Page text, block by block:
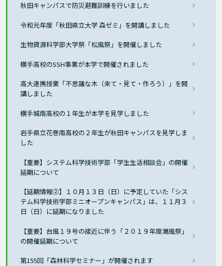
秋田キャンパスで防災避難訓練を行いました
令和元年度「秋田県立大学 森ゼミ」を開講しました
生物資源科学部大学祭「松風祭」を開催しました
横手高校のSSH事業が本学で開催されました
高大連携授業「不思議な木（来て・見て・作ろう）」を開
講しました
横手城南高校の１年生が本学を見学しました
岩手県立花巻南高校の２年生が秋田キャンパスを見学しま
した
【重要】システム科学技術学部「学生生活相談会」の開催
延期について
【延期情報②】１０月１３日（日）に予定していた「シス
テム科学技術学部ミニオープンキャンパス」は、１１月３
日（日）に延期になりました
【重要】台風１９号の接近に伴う「２０１９年度潮風祭」
の開催延期について
第155回「森林科学セミナー」が開催されます